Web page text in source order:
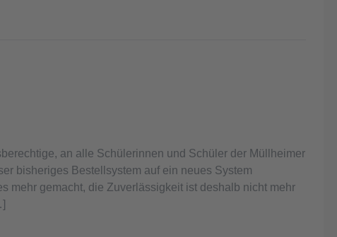
an alle Schülerinnen und Schüler der Müllheimer
bisheriges Bestellsystem auf ein neues System
mehr gemacht, die Zuverlässigkeit ist deshalb nicht mehr